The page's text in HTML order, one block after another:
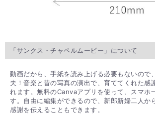
「サンクス・チャペルムービー」について
動画だから、手紙を読み上げる必要もないので
夫！音楽と昔の写真の演出で、育ててくれた感
れます。無料のCanvaアプリを使って、スマホ
す。自由に編集ができるので、新郎新婦二人か
感謝を伝えることもできます。